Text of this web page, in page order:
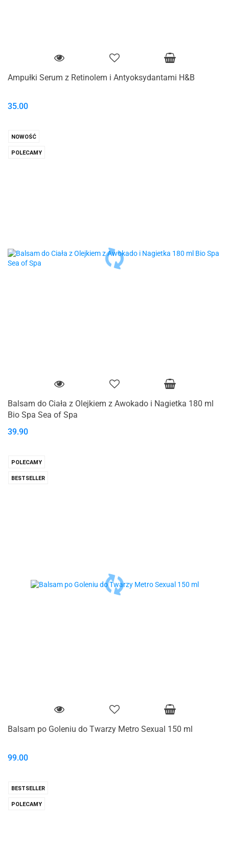
Ampułki Serum z Retinolem i Antyoksydantami H&B
35.00
NOWOŚĆ
POLECAMY
Balsam do Ciała z Olejkiem z Awokado i Nagietka 180 ml
Bio Spa Sea of Spa
39.90
POLECAMY
BESTSELLER
Balsam po Goleniu do Twarzy Metro Sexual 150 ml
99.00
BESTSELLER
POLECAMY